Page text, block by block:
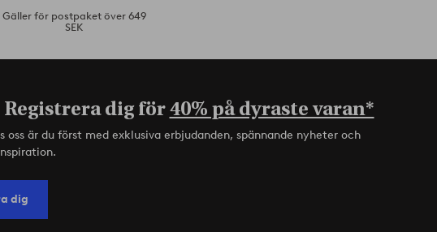
Gäller för postpaket över 649
SEK
Registrera dig för40% på dyraste varan*
oss är du först med exklusiva erbjudanden, spännande nyheter och
dig